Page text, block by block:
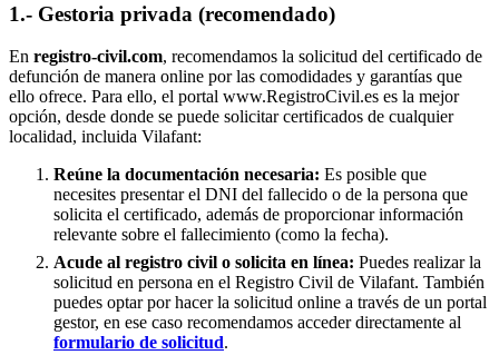
1.- Gestoria privada (recomendado)
En registro-civil.com, recomendamos la solicitud del certificado de
defunción de manera online por las comodidades y garantías que
ello ofrece. Para ello, el portal www.RegistroCivil.es es la mejor
opción, desde donde se puede solicitar certificados de cualquier
localidad, incluida Vilafant:
Reúne la documentación necesaria: Es posible que
necesites presentar el DNI del fallecido o de la persona que
solicita el certificado, además de proporcionar información
relevante sobre el fallecimiento (como la fecha).
Acude al registro civil o solicita en línea: Puedes realizar la
solicitud en persona en el Registro Civil de Vilafant. También
puedes optar por hacer la solicitud online a través de un portal
gestor, en ese caso recomendamos acceder directamente al
formulario de solicitud.